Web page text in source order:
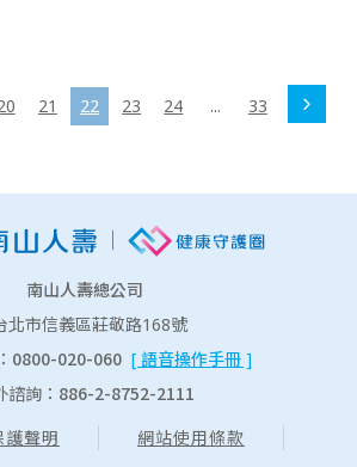
21 22 23 24 ... 33
南山人壽總公司
北市信義區莊敬路168號
0800-020-060 [ 語音操作手冊 ]
諮詢： 886-2-8752-2111
護聲明 網站使用條款